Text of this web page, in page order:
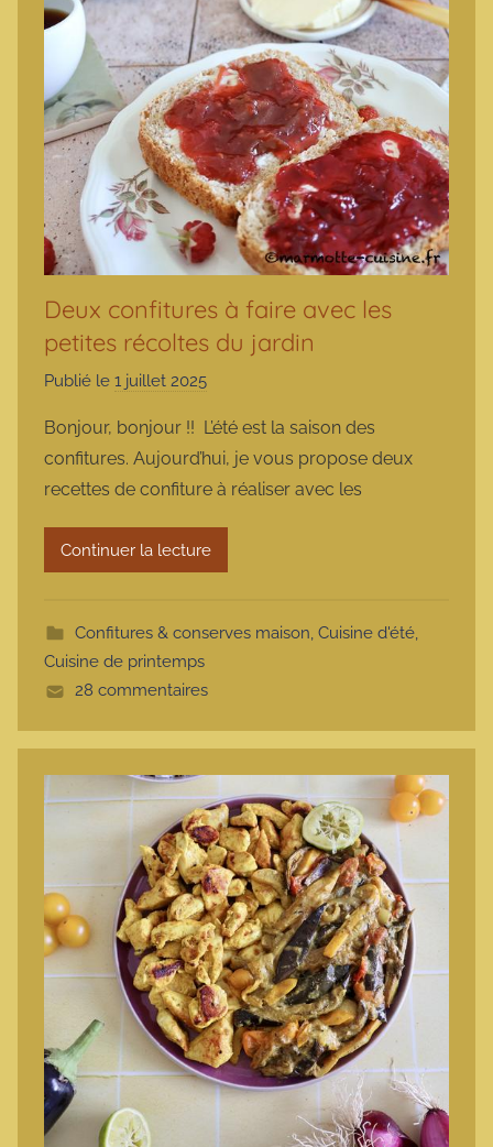
Deux confitures à faire avec les
petites récoltes du jardin
Publié le 1 juillet 2025
r
m
a
r
m
t
Bonjour, bonjour !! L’été est la saison des
confitures. Aujourd’hui, je vous propose deux
recettes de confiture à réaliser avec les
Continuer la lecture
Confitures & conserves maison, Cuisine d'été,
Cuisine de printemps
28 commentaires